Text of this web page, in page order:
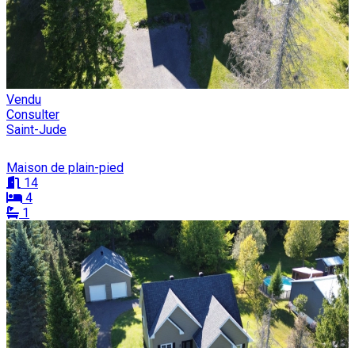
Vendu
Consulter
Saint-Jude
Maison de plain-pied
14
4
1